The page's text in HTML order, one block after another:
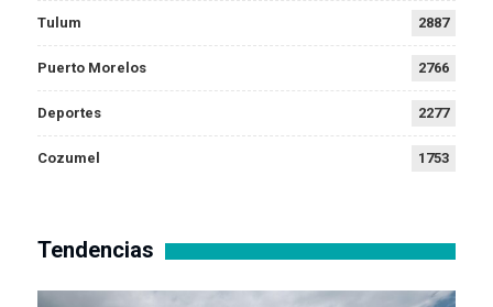
Tulum 2887
Puerto Morelos 2766
Deportes 2277
Cozumel 1753
Tendencias